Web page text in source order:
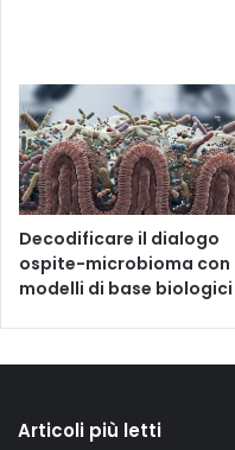
Decodificare il dialogo
ospite-microbioma con
modelli di base biologici
Articoli più letti